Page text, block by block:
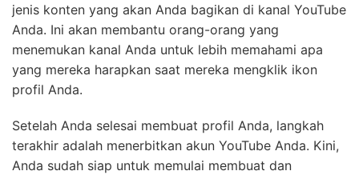
jenis konten yang akan Anda bagikan di kanal YouTube
Anda. Ini akan membantu orang-orang yang
menemukan kanal Anda untuk lebih memahami apa
yang mereka harapkan saat mereka mengklik ikon
profil Anda.
Setelah Anda selesai membuat profil Anda, langkah
terakhir adalah menerbitkan akun YouTube Anda. Kini,
Anda sudah siap untuk memulai membuat dan